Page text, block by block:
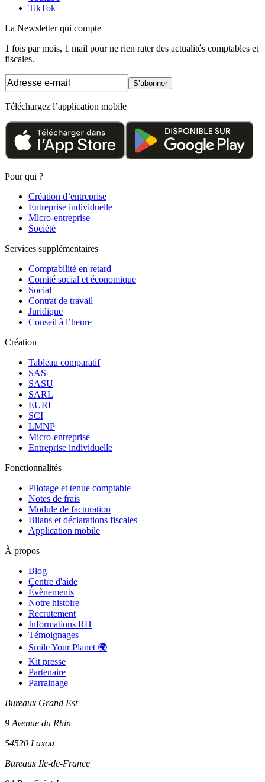
TikTok
La Newsletterqui compte
1 fois par mois, 1 mail pour ne rien rater des actualités comptables et
fiscales.
S’abonner
Téléchargez l’application mobile
Pour qui ?
Création d’entreprise
Entreprise individuelle
Micro-entreprise
Société
Services supplémentaires
Comptabilité en retard
Comité social et économique
Social
Contrat de travail
Juridique
Conseil à l’heure
Création
Tableau comparatif
SAS
SASU
SARL
EURL
SCI
LMNP
Micro-entreprise
Entreprise individuelle
Fonctionnalités
Pilotage et tenue comptable
Notes de frais
Module de facturation
Bilans et déclarations fiscales
Application mobile
À propos
Blog
Centre d'aide
Évènements
Notre histoire
Recrutement
Informations RH
Témoignages
Smile Your Planet 🌍
Kit presse
Partenaire
Parrainage
Bureaux Grand Est
9 Avenue du Rhin
54520 Laxou
Bureaux Ile-de-France